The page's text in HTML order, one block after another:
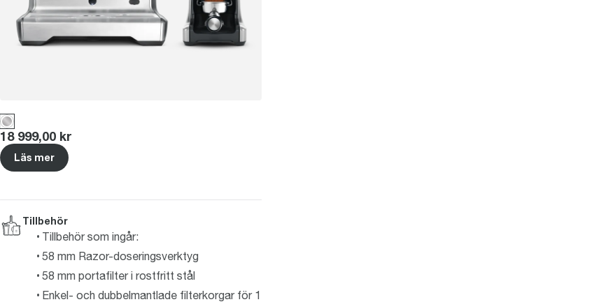
Price:
18 999,00 kr
Läs mer
Tillbehör
Tillbehör som ingår:
58 mm Razor-doseringsverktyg
58 mm portafilter i rostfritt stål
Enkel- och dubbelmantlade filterkorgar för 1